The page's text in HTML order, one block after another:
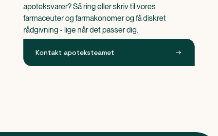
apoteksvarer? Så ring eller skriv til vores
farmaceuter og farmakonomer og få diskret
rådgivning - lige når det passer dig.
Kontakt apoteksteamet